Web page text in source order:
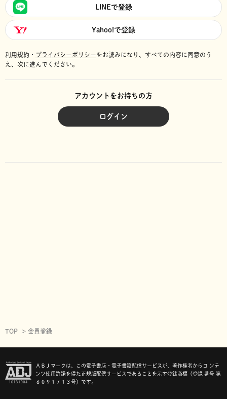
LINEで登録
Yahoo!で登録
利用規約 ・ プライバシーポリシーをお読みになり、 すべての内容に同意のう
え、次に進んでください。
アカウントをお持ちの方
ログイン
TOP 会員登録
ＡＢＪマークは、この電子書店・電子書籍配信サービスが、著作権者からコ ンテ
ンツ使用許諾を得た正規版配信サービスであることを示す登録商標（登録 番号 第
６０９１７１３号）です。